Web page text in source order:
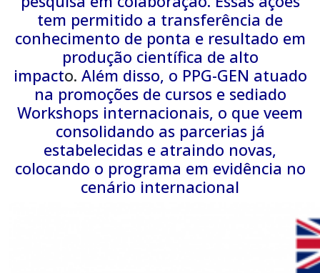
tem permitido a transferência de
conhecimento de ponta e resultado em
produção científica de alto
impacto. Além disso, o PPG-GEN atuado
na promoções de cursos e sediado
Workshops internacionais, o que veem
consolidando as parcerias já
estabelecidas e atraindo novas,
colocando o programa em evidência no
cenário internacional